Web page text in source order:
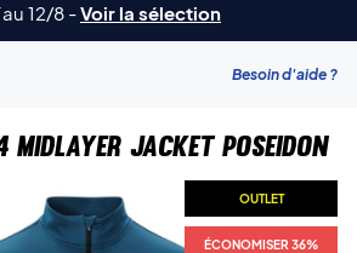
12/8 -Voir la sélection
Besoin d'aide ?
Midlayer Jacket Poseidon
OUTLET
ÉCONOMISER 36%
OUTLET
ÉCONOMISER 36%
OUTLET
ÉCONOMISER 36%
OUTLET
ÉCONOMISER 36%